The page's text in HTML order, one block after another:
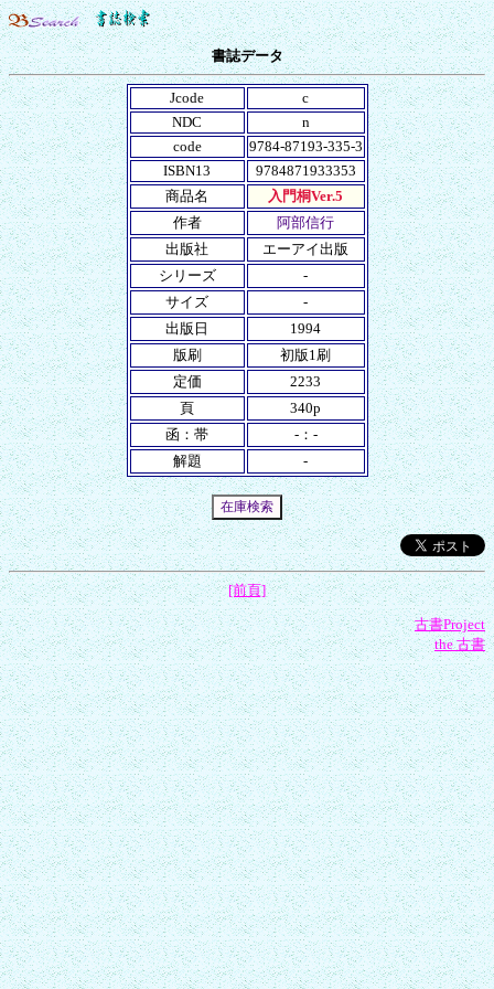
書誌データ
Jcode
c
NDC
n
code
9784-87193-335-3
ISBN13
9784871933353
商品名
入門桐Ver.5
作者
阿部信行
出版社
エーアイ出版
シリーズ
-
サイズ
-
出版日
1994
版刷
初版1刷
定価
2233
頁
340p
函：帯
-：-
解題
-
[前頁]
古書Project
the 古書